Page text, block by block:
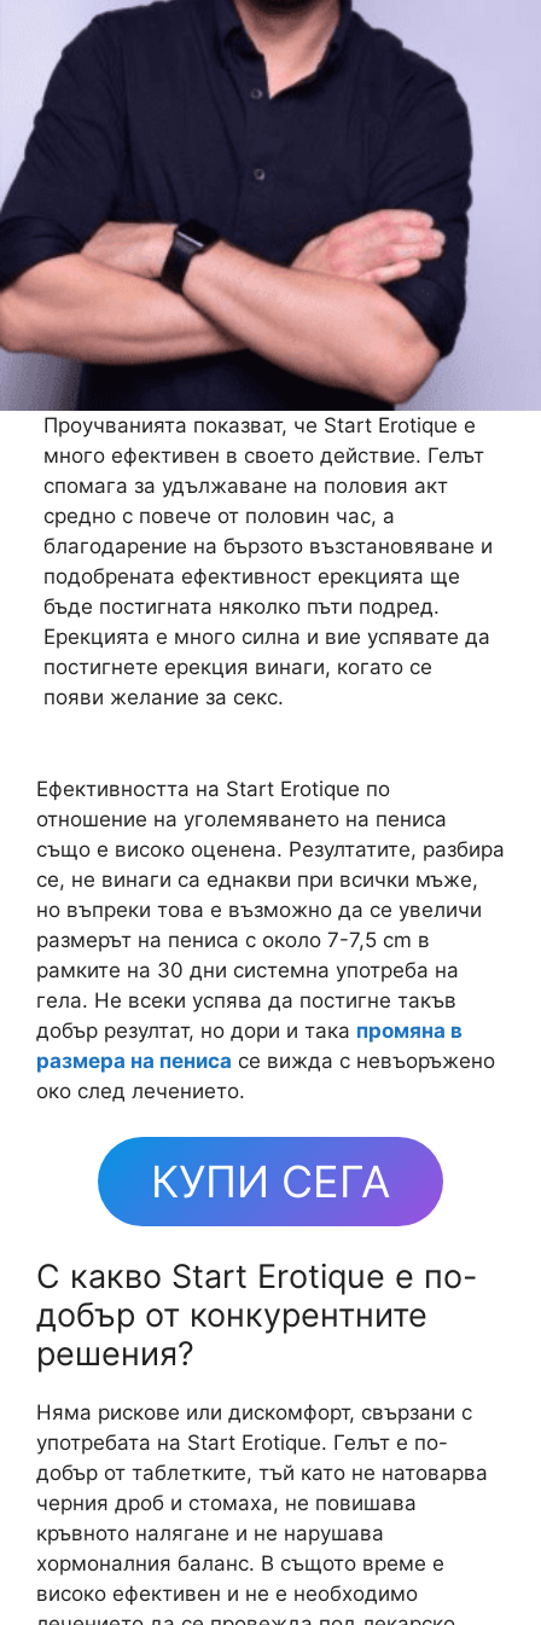
Проучванията показват, че Start Erotique е
много ефективен в своето действие. Гелът
спомага за удължаване на половия акт
средно с повече от половин час, а
благодарение на бързото възстановяване и
подобрената ефективност ерекцията ще
бъде постигната няколко пъти подред.
Ерекцията е много силна и вие успявате да
постигнете ерекция винаги, когато се
появи желание за секс.
Ефективността на Start Erotique по
отношение на уголемяването на пениса
също е високо оценена. Резултатите, разбира
се, не винаги са еднакви при всички мъже,
но въпреки това е възможно да се увеличи
размерът на пениса с около 7-7,5 cm в
рамките на 30 дни системна употреба на
гела. Не всеки успява да постигне такъв
добър резултат, но дори и така промяна в
размера на пениса се вижда с невъоръжено
око след лечението.
КУПИ СЕГА
С какво Start Erotique е по-
добър от конкурентните
решения?
Няма рискове или дискомфорт, свързани с
употребата на Start Erotique. Гелът е по-
добър от таблетките, тъй като не натоварва
черния дроб и стомаха, не повишава
кръвното налягане и не нарушава
хормоналния баланс. В същото време е
високо ефективен и не е необходимо